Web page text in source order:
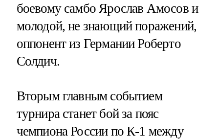
боевому самбо Ярослав Амосов и
молодой, не знающий поражений,
оппонент из Германии Роберто
Солдич.
Вторым главным событием
турнира станет бой за пояс
чемпиона России по К-1 между